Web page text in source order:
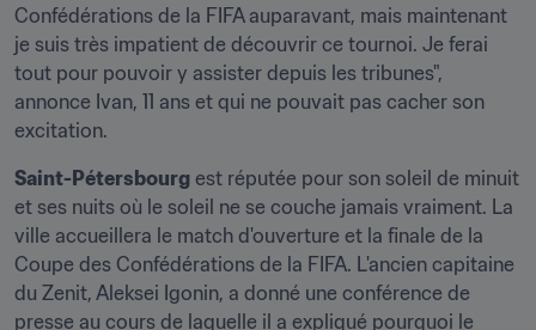
Confédérations de la FIFA auparavant, mais maintenant
je suis très impatient de découvrir ce tournoi. Je ferai
tout pour pouvoir y assister depuis les tribunes",
annonce Ivan, 11 ans et qui ne pouvait pas cacher son
excitation.
Saint-Pétersbourg est réputée pour son soleil de minuit
et ses nuits où le soleil ne se couche jamais vraiment. La
ville accueillera le match d'ouverture et la finale de la
Coupe des Confédérations de la FIFA. L'ancien capitaine
du Zenit, Aleksei Igonin, a donné une conférence de